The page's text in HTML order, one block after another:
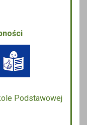
Podstawowej